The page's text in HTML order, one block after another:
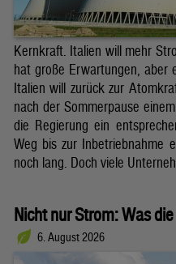
Kernkraft. Italien will mehr
hat große Erwartungen, aber
Italien will zurück zur
nach der Sommerpause
die Regierung ein
Weg bis zur Inbetriebnahme
noch lang. Doch viele
Nicht nur Strom: Was
6. August 2026